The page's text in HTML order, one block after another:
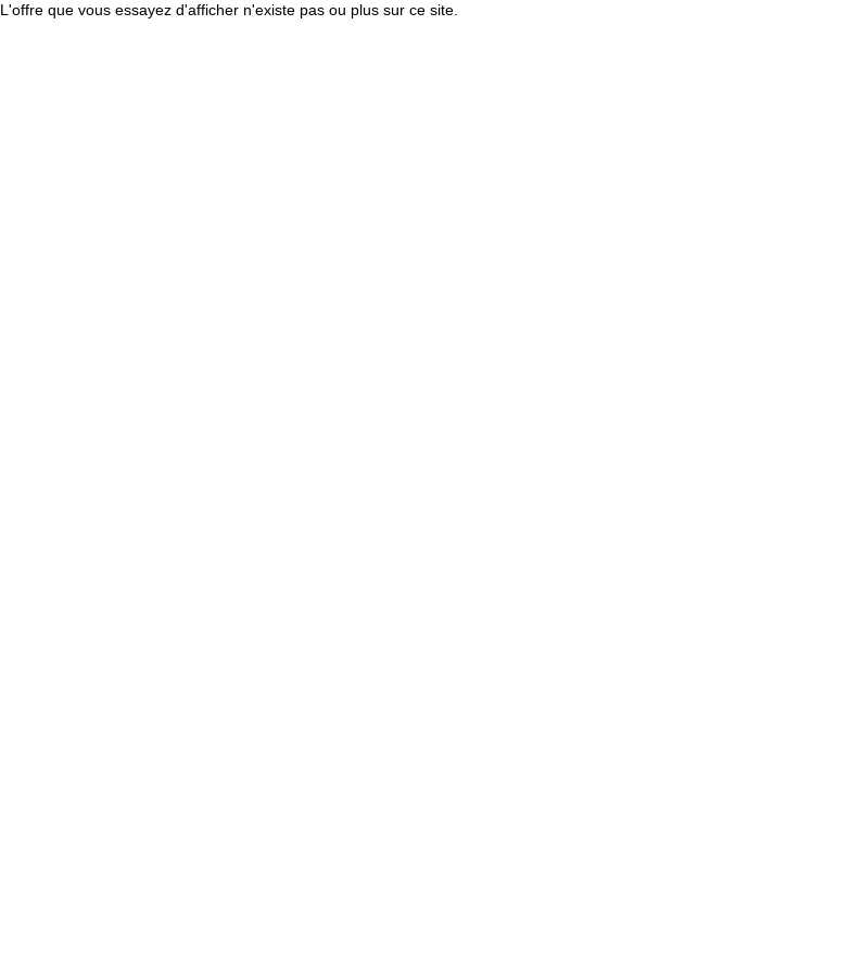
L'offre que vous essayez d'afficher n'existe pas ou plus sur ce site.